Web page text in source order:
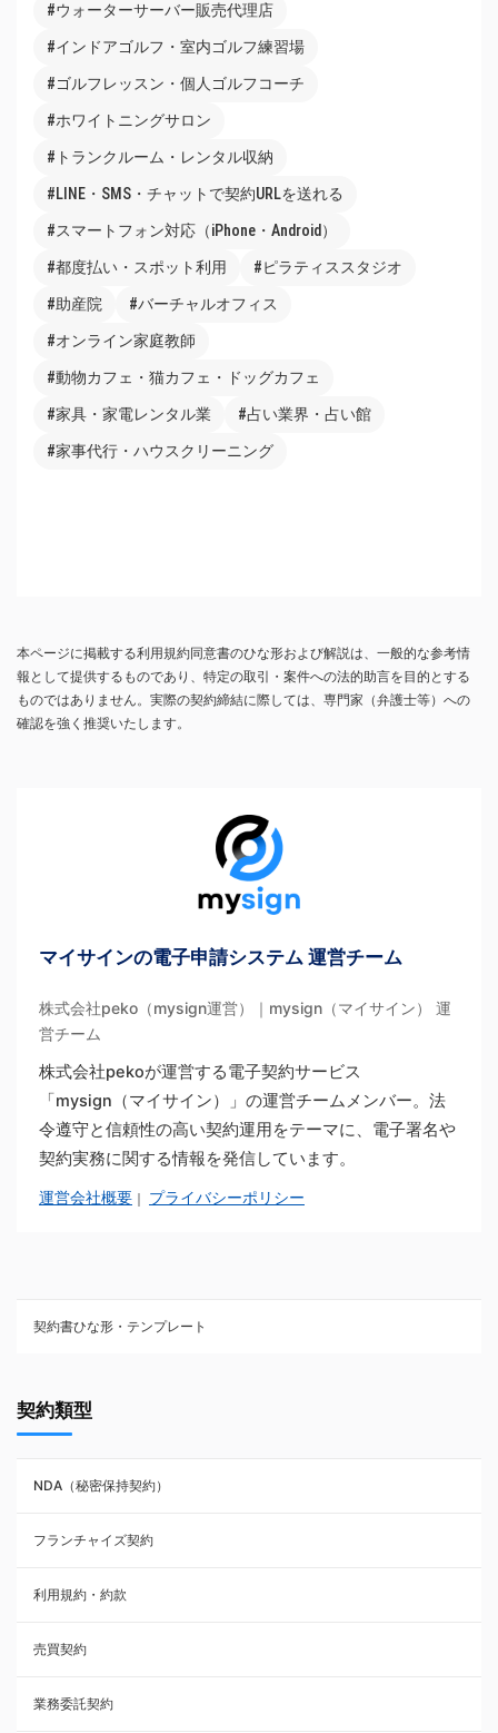
#ウォーターサーバー販売代理店
#インドアゴルフ・室内ゴルフ練習場
#ゴルフレッスン・個人ゴルフコーチ
#ホワイトニングサロン
#トランクルーム・レンタル収納
#LINE・SMS・チャットで契約URLを送れる
#スマートフォン対応（iPhone・Android）
#都度払い・スポット利用 #ピラティススタジオ
#助産院 #バーチャルオフィス
#オンライン家庭教師
#動物カフェ・猫カフェ・ドッグカフェ
#家具・家電レンタル業 #占い業界・占い館
#家事代行・ハウスクリーニング
本ページに掲載する利用規約同意書のひな形および解説は、一般的な参考情
報として提供するものであり、特定の取引・案件への法的助言を目的とする
ものではありません。実際の契約締結に際しては、専門家（弁護士等）への
確認を強く推奨いたします。
マイサインの電子申請システム 運営チーム
株式会社peko（mysign運営）｜mysign（マイサイン） 運
営チーム
株式会社pekoが運営する電子契約サービス
「mysign（マイサイン）」の運営チームメンバー。法
令遵守と信頼性の高い契約運用をテーマに、電子署名や
契約実務に関する情報を発信しています。
運営会社概要 ｜ プライバシーポリシー
契約書ひな形・テンプレート
NDA（秘密保持契約）
業務委託契約
利用規約・約款
覚書・合意書・同意書
承諾書
雇用契約
契約類型
NDA（秘密保持契約）
フランチャイズ契約
利用規約・約款
売買契約
業務委託契約